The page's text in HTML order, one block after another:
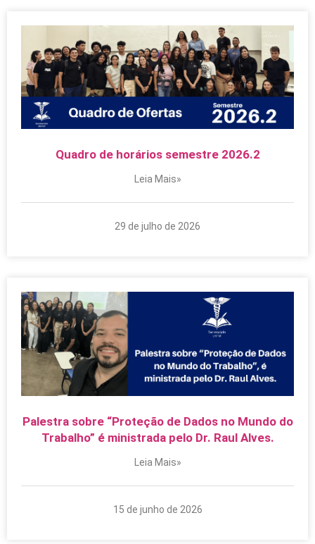
Quadro de horários semestre 2026.2
Leia Mais»
29 de julho de 2026
Palestra sobre “Proteção de Dados no Mundo do
Trabalho” é ministrada pelo Dr. Raul Alves.
Leia Mais»
15 de junho de 2026